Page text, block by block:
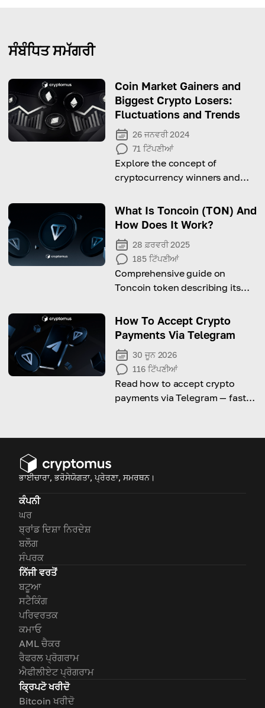
ਸੰਬੰਧਿਤ ਸਮੱਗਰੀ
Coin Market Gainers and
Biggest Crypto Losers:
Fluctuations and Trends
26 ਜਨਵਰੀ 2024
71 ਟਿੱਪਣੀਆਂ
Explore the concept of
cryptocurrency winners and
fluctuations and other factors
What Is Toncoin (TON) And
How Does It Work?
28 ਫ਼ਰਵਰੀ 2025
185 ਟਿੱਪਣੀਆਂ
Comprehensive guide on
Toncoin token describing its
and deep connection with
Telegram.
How To Accept Crypto
Payments Via Telegram
30 ਜੂਨ 2026
116 ਟਿੱਪਣੀਆਂ
Read how to accept crypto
payments via Telegram — fast
ਭਾਈਚਾਰਾ, ਭਰੋਸੇਯੋਗਤਾ, ਪ੍ਰੇਰਣਾ, ਸਮਰਥਨ।
ਕੰਪਨੀ
ਘਰ
ਬ੍ਰਾਂਡ ਦਿਸ਼ਾ ਨਿਰਦੇਸ਼
ਬਲੌਗ
ਸੰਪਰਕ
ਨਿੱਜੀ ਵਰਤੋਂ
ਬਟੂਆ
ਸਟੈਕਿੰਗ
ਪਰਿਵਰਤਕ
ਕਮਾਓ
AML ਚੈਕਰ
ਰੈਫਰਲ ਪ੍ਰੋਗਰਾਮ
ਐਫੀਲੀਏਟ ਪ੍ਰੋਗਰਾਮ
ਕ੍ਰਿਪਟੋ ਖਰੀਦੋ
Bitcoin ਖਰੀਦੋ